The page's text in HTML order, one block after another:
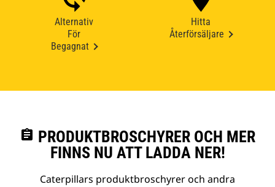
Alternativ
För
Begagnat
Hitta
Återförsäljare
assignment PRODUKTBROSCHYRER OCH MER
FINNS NU ATT LADDA NER!
Caterpillars produktbroschyrer och andra